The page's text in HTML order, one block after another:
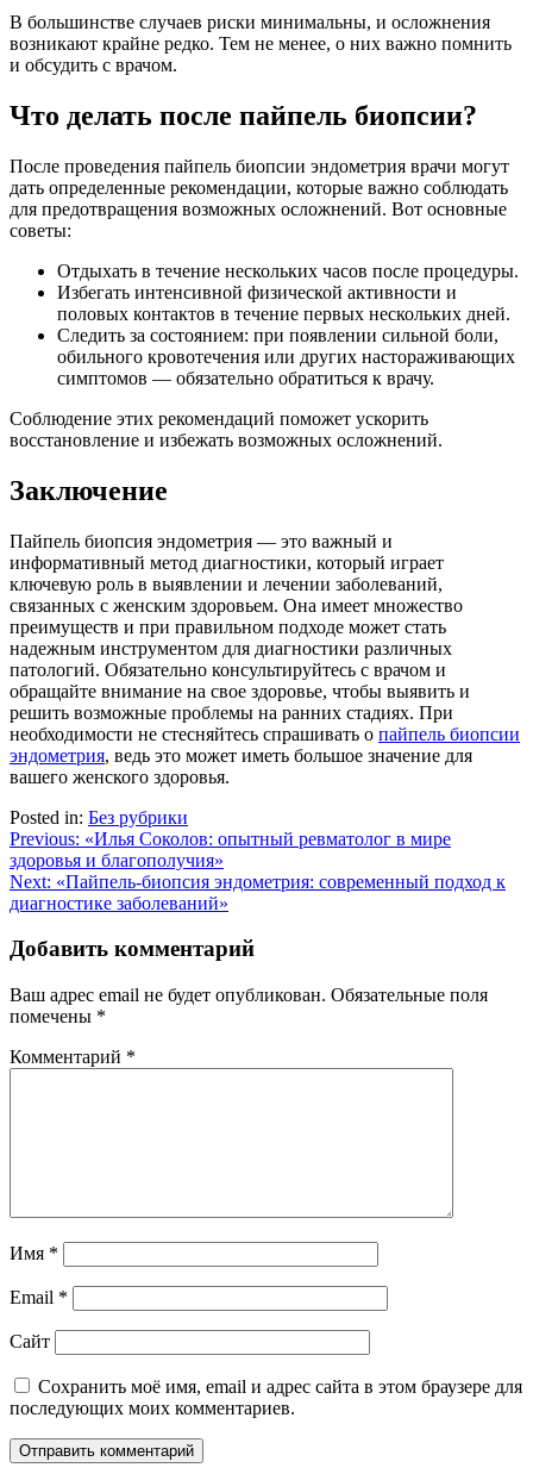
В большинстве случаев риски минимальны, и осложнения
возникают крайне редко. Тем не менее, о них важно помнить
и обсудить с врачом.
Что делать после пайпель биопсии?
После проведения пайпель биопсии эндометрия врачи могут
дать определенные рекомендации, которые важно соблюдать
для предотвращения возможных осложнений. Вот основные
советы:
Отдыхать в течение нескольких часов после процедуры.
Избегать интенсивной физической активности и
половых контактов в течение первых нескольких дней.
Следить за состоянием: при появлении сильной боли,
обильного кровотечения или других настораживающих
симптомов — обязательно обратиться к врачу.
Соблюдение этих рекомендаций поможет ускорить
восстановление и избежать возможных осложнений.
Заключение
Пайпель биопсия эндометрия — это важный и
информативный метод диагностики, который играет
ключевую роль в выявлении и лечении заболеваний,
связанных с женским здоровьем. Она имеет множество
преимуществ и при правильном подходе может стать
надежным инструментом для диагностики различных
патологий. Обязательно консультируйтесь с врачом и
обращайте внимание на свое здоровье, чтобы выявить и
решить возможные проблемы на ранних стадиях. При
необходимости не стесняйтесь спрашивать о пайпель биопсии
эндометрия, ведь это может иметь большое значение для
вашего женского здоровья.
Posted in: Без рубрики
Навигация
по
записям
Previous: «Илья Соколов: опытный ревматолог в мире
здоровья и благополучия»
Next: «Пайпель-биопсия эндометрия: современный подход к
диагностике заболеваний»
Добавить комментарий
Ваш адрес email не будет опубликован. Обязательные поля
помечены *
Комментарий *
Имя *
Email *
Сайт
Сохранить моё имя, email и адрес сайта в этом браузере для
последующих моих комментариев.